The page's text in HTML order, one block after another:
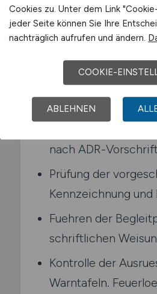
Warntafeln. fuehrst
mit und weisst im Ernstfall
nach ADR-
Prüfung der
Kennzeichnung und
Fuehren der
schriftlichen
Kontrolle der
Warntafeln.
Cookies zu. Unter dem Link
jeder Seite können Sie Ihre
nachträglich aufrufen und ändern.
COOKIE-
ABLEHNEN